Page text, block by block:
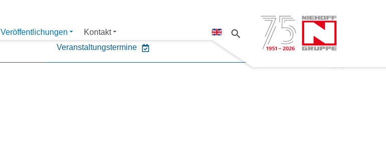
Veröffentlichungen Kontakt Sprache auswählen
Veranstaltungstermine